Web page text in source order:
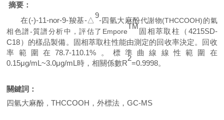
摘要：
在(-)-11-nor-9-羧基-△
9
-四氫大麻酚代謝物(THCCOOH)的氣
相色譜-質譜分析中，評估了Empore
TM
固相萃取柱（ 4215SD-
C18） 的樣品製備。 固相萃取柱性能由測定的回收率決定。回收
率範圍在78.7-110.1%。標準曲線線性範圍在
0.15μg/mL~3.0μg/mL時，相關係數R
2
=0.9998。
關鍵詞：
四氫大麻酚 ，THCCOOH ，外標法，GC-MS